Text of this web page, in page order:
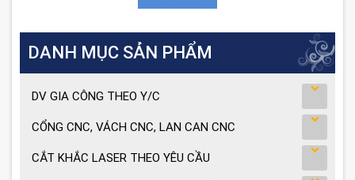
DANH MỤC SẢN PHẨM
DV GIA CÔNG THEO Y/C
CỔNG CNC, VÁCH CNC, LAN CAN CNC
CẮT KHẮC LASER THEO YÊU CẦU